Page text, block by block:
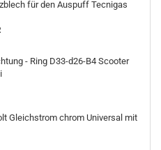
für den Auspuff Tecnigas
- Ring D33-d26-B4 Scooter
Gleichstrom chrom Universal mit